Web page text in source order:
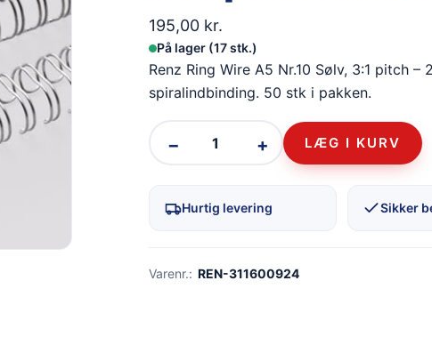
195,00 kr.
På lager (17 stk.)
Renz Ring Wire A5 Nr.10 Sølv, 3:1 pitch
spiralindbinding. 50 stk i pakken.
− + LÆG I KURV
Hurtig levering Sikker
Varenr.: REN-311600924